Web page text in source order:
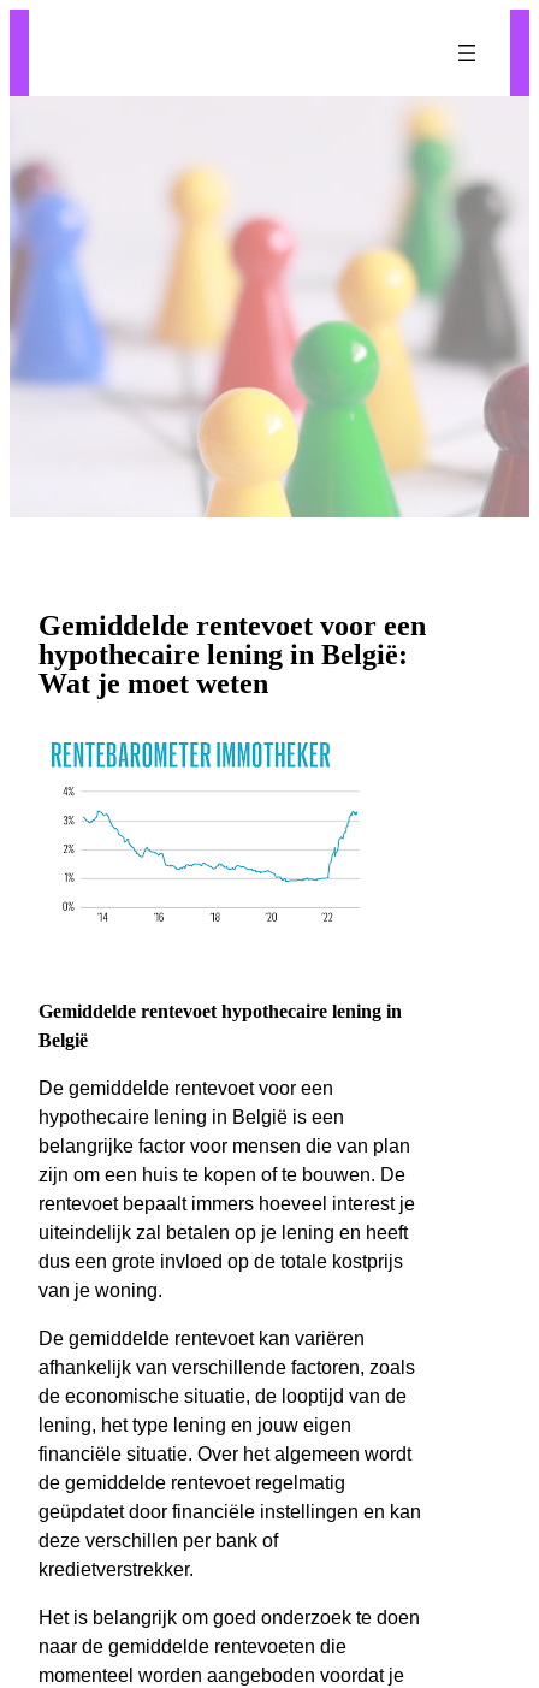
Gemiddelde rentevoet voor een
hypothecaire lening in België:
Wat je moet weten
Gemiddelde rentevoet hypothecaire lening in
België
De gemiddelde rentevoet voor een
hypothecaire lening in België is een
belangrijke factor voor mensen die van plan
zijn om een huis te kopen of te bouwen. De
rentevoet bepaalt immers hoeveel interest je
uiteindelijk zal betalen op je lening en heeft
dus een grote invloed op de totale kostprijs
van je woning.
De gemiddelde rentevoet kan variëren
afhankelijk van verschillende factoren, zoals
de economische situatie, de looptijd van de
lening, het type lening en jouw eigen
financiële situatie. Over het algemeen wordt
de gemiddelde rentevoet regelmatig
geüpdatet door financiële instellingen en kan
deze verschillen per bank of
kredietverstrekker.
Het is belangrijk om goed onderzoek te doen
naar de gemiddelde rentevoeten die
momenteel worden aangeboden voordat je